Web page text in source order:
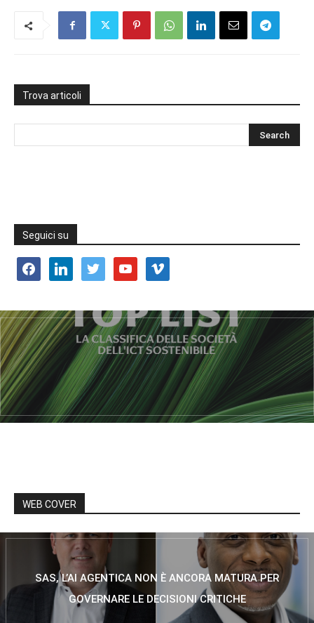
Trova articoli
Seguici su
facebooklinkedin twitter youtube vimeo
WEB COVER
SAS, L’AI AGENTICA NON È ANCORA MATURA PER
GOVERNARE LE DECISIONI CRITICHE